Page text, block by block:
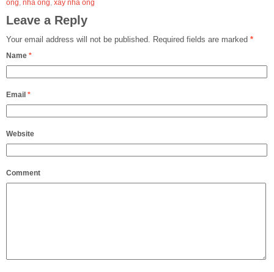
ống, nhà ống, xây nhà ống
Leave a Reply
Your email address will not be published. Required fields are marked *
Name *
Email *
Website
Comment